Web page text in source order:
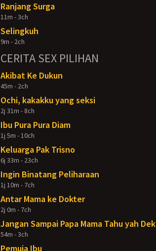
Ranjang Surga
11m - 3ch
Selingkuh
9m - 2ch
CERITA SEX PILIHAN
Akibat Ke Dukun
45m - 2ch
Ochi, kakakku yang seksi
2j 31m - 8ch
Ibu Pura Pura Diam
1j 5m - 10ch
Keluarga Pak Trisno
6j 33m - 23ch
Ingin Binatang Peliharaan
1j 10m - 7ch
Antar Mama ke Dokter
2j 0m - 7ch
Jangan Sampai Papa Mama Tahu yah Dek
54m - 3ch
Pemuja Ibu